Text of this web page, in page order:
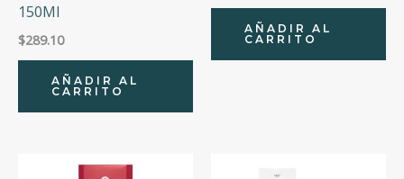
150Ml
$289.10
AÑADIR AL
CARRITO
AÑADIR AL
CARRITO